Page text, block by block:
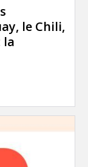
le Chili,
la